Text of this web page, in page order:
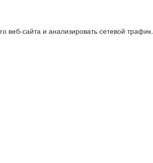
сайта и анализировать сетевой трафик.